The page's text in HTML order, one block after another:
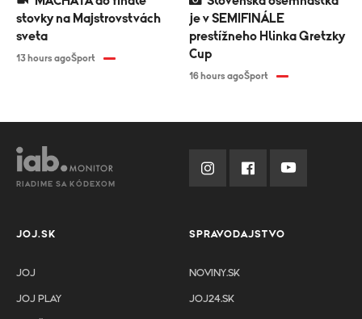
stovky na Majstrovstvách
sveta
13 hours agoŠport
je v SEMIFINÁLE
prestížneho Hlinka Gretzky
Cup
16 hours agoŠport
RIADIME SA KÓDEXOM
JOJ.SK
JOJ
JOJ PLAY
SPRAVODAJSTVO
NOVINY.SK
JOJ24.SK